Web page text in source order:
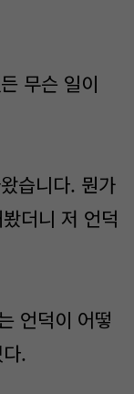
무슨 일이
습니다. 뭔가
더니 저 언덕
언덕이 어떻
.